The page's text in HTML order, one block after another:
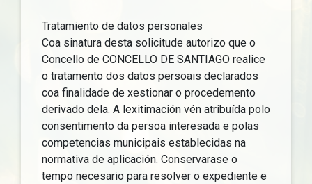
Tratamiento de datos personales
Coa sinatura desta solicitude autorizo que o
Concello de CONCELLO DE SANTIAGO realice
o tratamento dos datos persoais declarados
coa finalidade de xestionar o procedemento
derivado dela. A lexitimación vén atribuída polo
consentimento da persoa interesada e polas
competencias municipais establecidas na
normativa de aplicación. Conservarase o
tempo necesario para resolver o expediente e